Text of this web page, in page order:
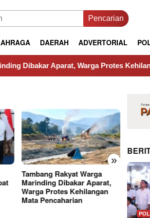
Pencarian
DAERAH ADVERTORIAL
Aparat, Warga Protes Kehilangan
»
Tambang Rakyat Warga
Marinding Dibakar Aparat,
Warga Protes Kehilangan
Mata Pencaharian
APH,